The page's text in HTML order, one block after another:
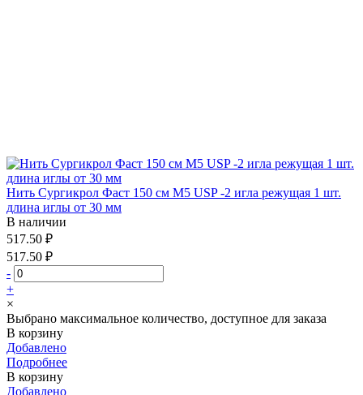
Нить Сургикрол Фаст 150 см М5 USP -2 игла режущая 1 шт.
длина иглы от 30 мм
В наличии
517.50 ₽
517.50 ₽
-
+
×
Выбрано максимальное количество, доступное для заказа
В корзину
Добавлено
Подробнее
В корзину
Добавлено